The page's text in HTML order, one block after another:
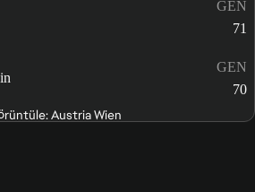
GEN
71
GEN
70
Austria Wien